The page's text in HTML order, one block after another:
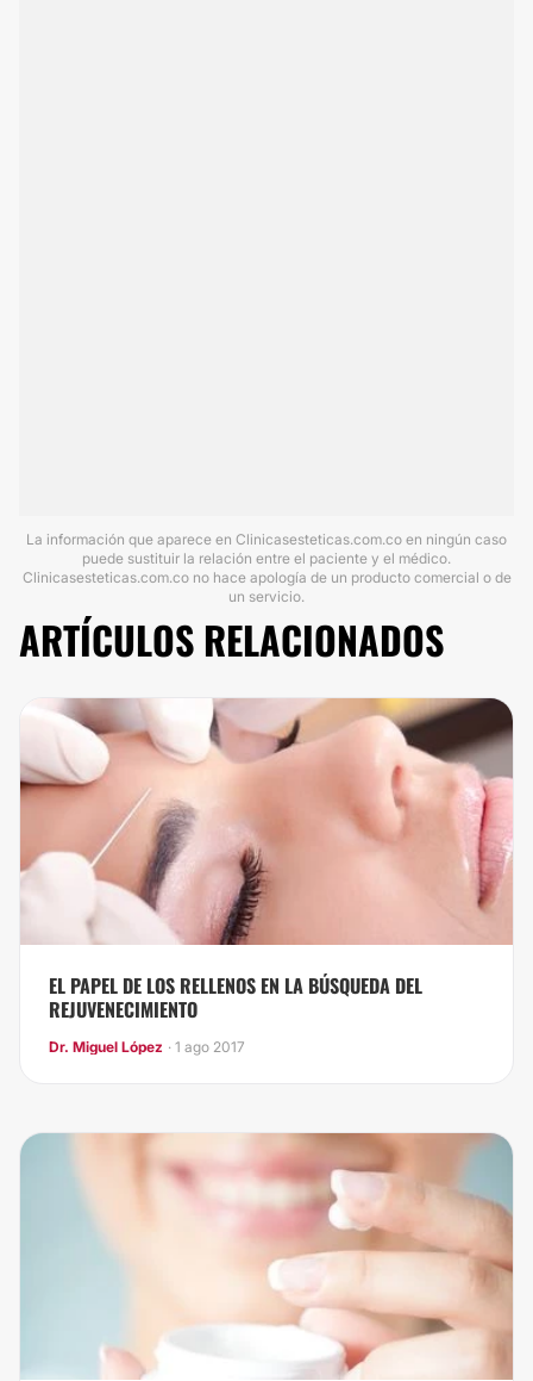
La información que aparece en Clinicasesteticas.com.co en ningún caso
puede sustituir la relación entre el paciente y el médico.
Clinicasesteticas.com.co no hace apología de un producto comercial o de
un servicio.
ARTÍCULOS RELACIONADOS
EL PAPEL DE LOS RELLENOS EN LA BÚSQUEDA DEL
REJUVENECIMIENTO
Dr. Miguel López · 1 ago 2017